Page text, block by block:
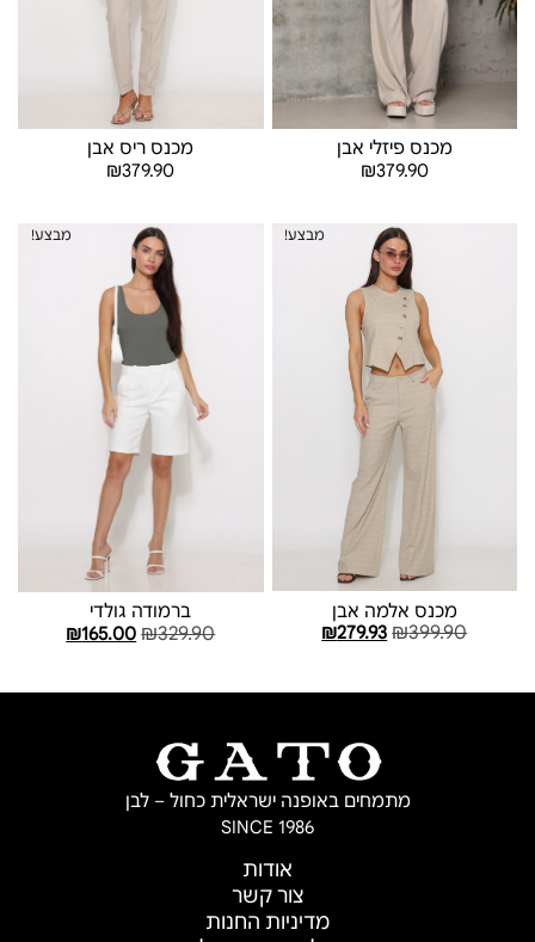
מכנס פיזלי אבן
₪379.90
מכנס ריס אבן
₪379.90
מבצע!
מכנס אלמה אבן
₪399.90
₪279.93
מבצע!
ברמודה גולדי
₪329.90
₪165.00
מתמחים באופנה ישראלית כחול – לבן
SINCE 1986
אודות
צור קשר
מדיניות החנות